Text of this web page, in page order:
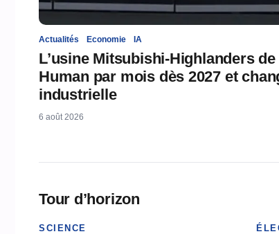
Actualités Economie IA
L’usine Mitsubishi-Highlanders
Human par mois dès 2027 et
industrielle
6 août 2026
Tour d’horizon
SCIENCE